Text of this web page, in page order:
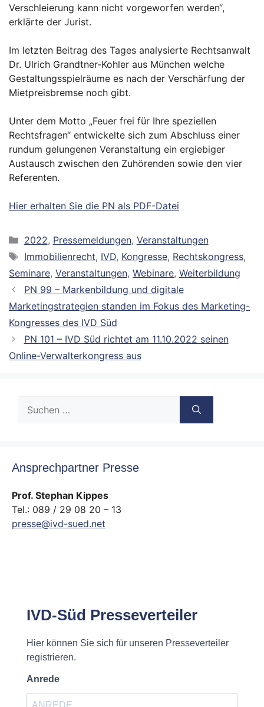
Verschleierung kann nicht vorgeworfen werden“,
erklärte der Jurist.
Im letzten Beitrag des Tages analysierte Rechtsanwalt
Dr. Ulrich Grandtner-Kohler aus München welche
Gestaltungsspielräume es nach der Verschärfung der
Mietpreisbremse noch gibt.
Unter dem Motto „Feuer frei für Ihre speziellen
Rechtsfragen“ entwickelte sich zum Abschluss einer
rundum gelungenen Veranstaltung ein ergiebiger
Austausch zwischen den Zuhörenden sowie den vier
Referenten.
Hier erhalten Sie die PN als PDF-Datei
Kategorien
2022, Pressemeldungen, Veranstaltungen
Schlagwörter
Immobilienrecht, IVD, Kongresse, Rechtskongress,
Seminare, Veranstaltungen, Webinare, Weiterbildung
PN 99 – Markenbildung und digitale
Marketingstrategien standen im Fokus des Marketing-
Kongresses des IVD Süd
PN 101 – IVD Süd richtet am 11.10.2022 seinen
Online-Verwalterkongress aus
nach:
Ansprechpartner Presse
Prof. Stephan Kippes
Tel.: 089 / 29 08 20 – 13
presse@ivd-sued.net